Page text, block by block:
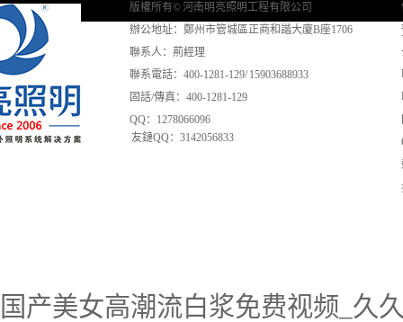
版權所有© 河南明亮照明工程有限公司
辦公地址：鄭州市管城區正商和諧大廈B座1706
聯系人：荊經理
聯系電話：400-1281-129/ 15903688933
固話/傳真：400-1281-129
QQ：1278066096
友鏈QQ：3142056833
国产美女高潮流白浆免费视频_久